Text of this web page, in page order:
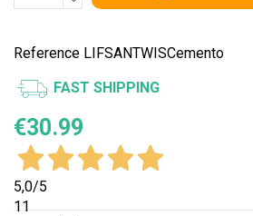
Reference LIFSANTWISCemento
FAST SHIPPING
€30.99
5,0/5
11